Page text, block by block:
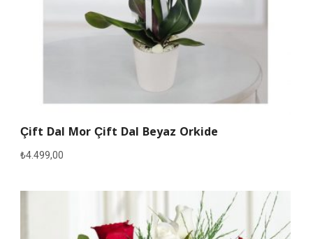
Çift Dal Mor Çift Dal Beyaz Orkide
₺4.499,00